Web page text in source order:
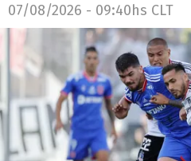
07/08/2026 - 09:40hs CLT